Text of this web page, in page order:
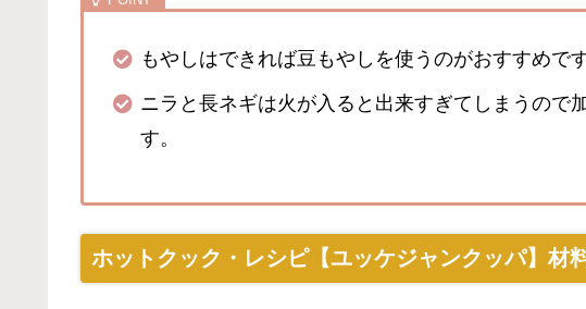
もやしはできれば豆もやしを使うのがおすすめで
ニラと長ネギは火が入ると出来すぎてしまうので
す。
ホットクック・レシピ【ユッケジャンクッパ】